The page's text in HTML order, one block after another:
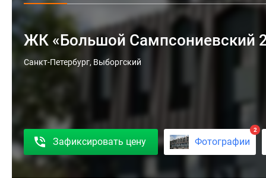
ЖК «Большой Сампсониевский
ЖК
29Б»
проект
реновации
исторического
Санкт-Петербург, Выборгский
Зафиксировать цену Фотографии
2